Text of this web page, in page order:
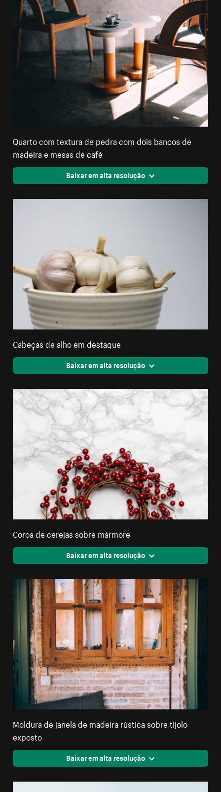
Quarto com textura de pedra com dois bancos de
madeira e mesas de café
Baixar em alta resolução
Cabeças de alho em destaque
Baixar em alta resolução
Coroa de cerejas sobre mármore
Baixar em alta resolução
Moldura de janela de madeira rústica sobre tijolo
exposto
Baixar em alta resolução